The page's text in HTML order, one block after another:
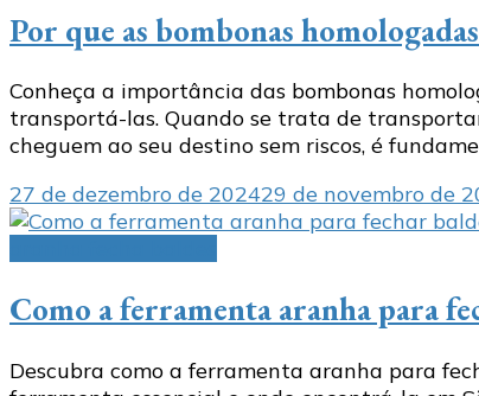
Por que as bombonas
Conheça a importância das bombonas
transportá-las. Quando se trata de
cheguem ao seu destino sem riscos, é
27 de dezembro de 202429 de novembro de
Como a ferramenta aranha para
Descubra como a ferramenta aranha para